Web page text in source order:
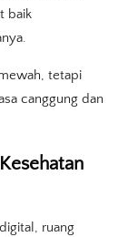
baik
tetapi
canggung dan
ruang